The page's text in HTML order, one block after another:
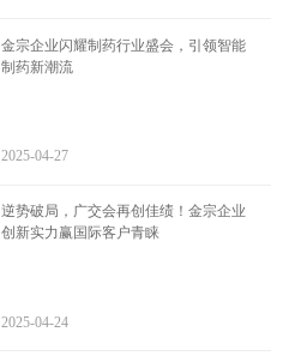
金宗企业闪耀制药行业盛会，引领智能
制药新潮流
2025-04-27
逆势破局，广交会再创佳绩！金宗企业
创新实力赢国际客户青睐
2025-04-24